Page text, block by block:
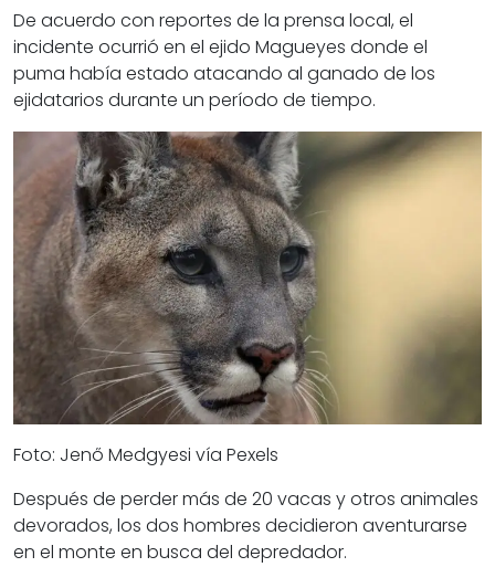
De acuerdo con reportes de la prensa local, el
incidente ocurrió en el ejido Magueyes donde el
puma había estado atacando al ganado de los
ejidatarios durante un período de tiempo.
Foto: Jenő Medgyesi vía Pexels
Después de perder más de 20 vacas y otros animales
devorados, los dos hombres decidieron aventurarse
en el monte en busca del depredador.